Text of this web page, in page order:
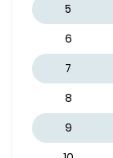
5
6
7
8
9